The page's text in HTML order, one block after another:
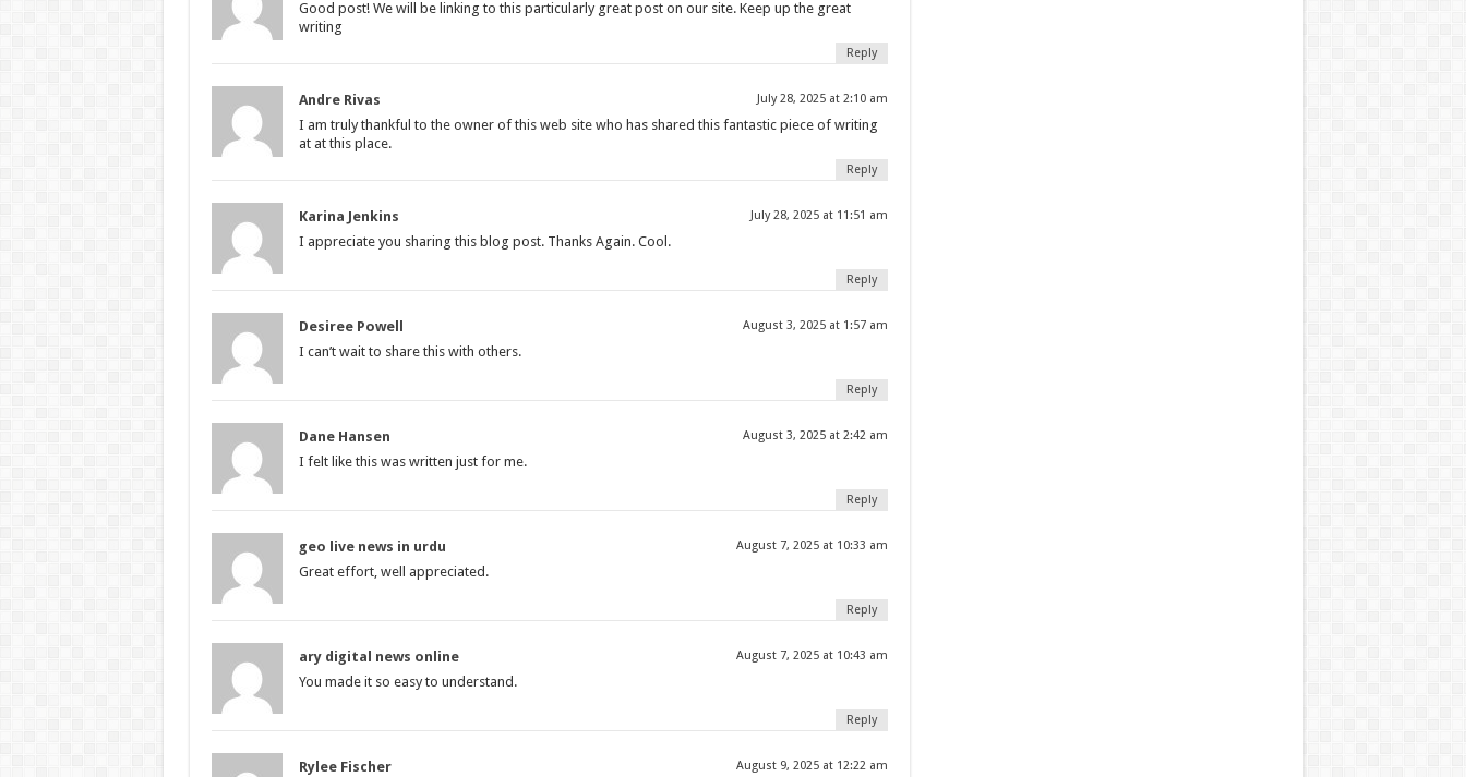
Good post! We will be linking to this particularly great post on our site. Keep up the great
writing
Reply
Andre Rivas July 28, 2025 at 2:10 am
I am truly thankful to the owner of this web site who has shared this fantastic piece of writing
at at this place.
Reply
Karina Jenkins July 28, 2025 at 11:51 am
I appreciate you sharing this blog post. Thanks Again. Cool.
Reply
Desiree Powell August 3, 2025 at 1:57 am
I can’t wait to share this with others.
Reply
Dane Hansen August 3, 2025 at 2:42 am
I felt like this was written just for me.
Reply
geo live news in urdu August 7, 2025 at 10:33 am
Great effort, well appreciated.
Reply
ary digital news online August 7, 2025 at 10:43 am
You made it so easy to understand.
Reply
Rylee Fischer August 9, 2025 at 12:22 am